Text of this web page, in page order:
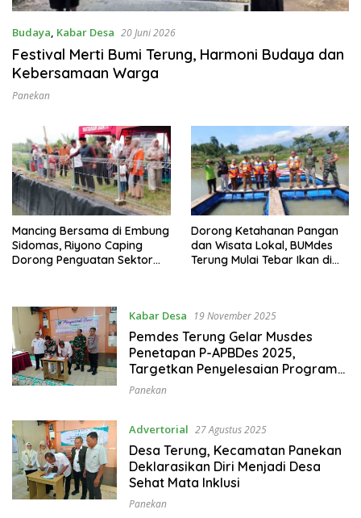
Budaya, Kabar Desa 20 Juni 2026
Festival Merti Bumi Terung, Harmoni Budaya dan
Kebersamaan Warga
Panekan
Mancing Bersama di Embung
Sidomas, Riyono Caping
Dorong Penguatan Sektor
Dorong Ketahanan Pangan
dan Wisata Lokal, BUMdes
Terung Mulai Tebar Ikan di
Kabar Desa 19 November 2025
Pemdes Terung Gelar Musdes
Penetapan P-APBDes 2025,
Targetkan Penyelesaian Program
Akhir Tahun
Panekan
Advertorial 27 Agustus 2025
Desa Terung, Kecamatan Panekan
Deklarasikan Diri Menjadi Desa
Sehat Mata Inklusi
Panekan